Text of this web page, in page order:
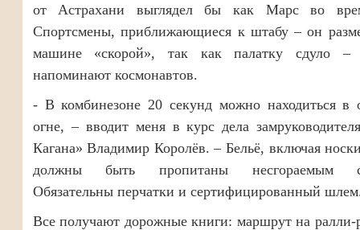
от Астрахани выглядел бы как Марс во
Cпортсмены, приближающиеся к штабу – он
машине «скорой», так как палатку сдуло –
напоминают космонавтов.
- В комбинезоне 20 секунд можно находиться в
огне, – вводит меня в курс дела
Кагана» Владимир Королёв. – Бельё, включая
должны быть пропитаны несгораемым
Обязательны перчатки и сертифицированный
Все получают дорожные книги: маршрут на ралли-